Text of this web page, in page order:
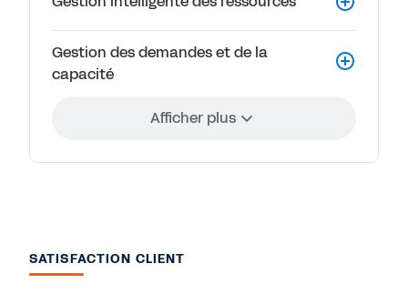
Gestion des demandes et de la
capacité
Afficher plus
SATISFACTION CLIENT